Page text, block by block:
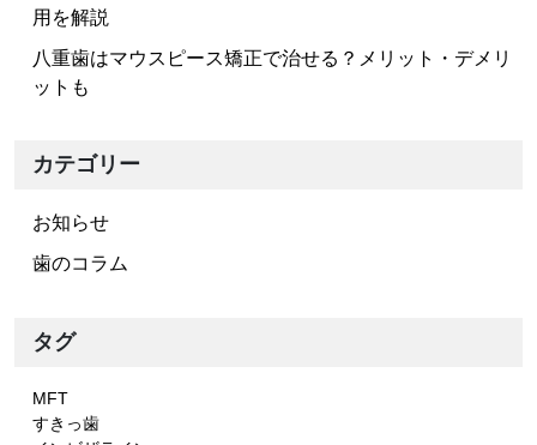
用を解説
八重歯はマウスピース矯正で治せる？メリット・デメリ
ットも
カテゴリー
お知らせ
歯のコラム
タグ
MFT
すきっ歯